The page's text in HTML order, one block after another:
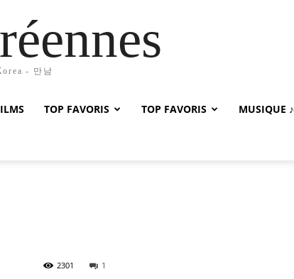
- 만남
TOP FAVORIS TOP FAVORIS MUSIQUE ♪
1
2301